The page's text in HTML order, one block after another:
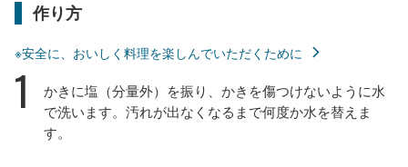
作り方
※安全に、おいしく料理を楽しんでいただくために
1
かきに塩（分量外）を振り、かきを傷つけないように水
で洗います。汚れが出なくなるまで何度か水を替えま
す。